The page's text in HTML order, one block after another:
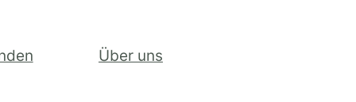
Über uns